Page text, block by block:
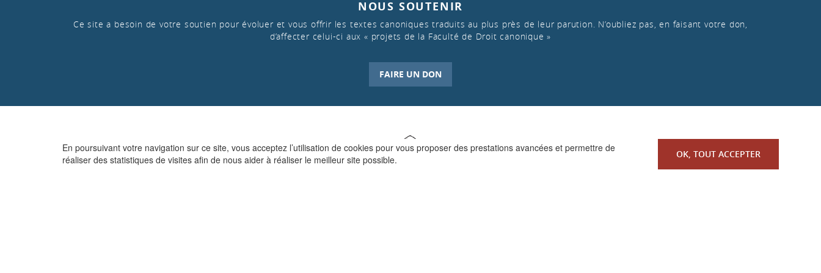
En poursuivant votre navigation sur ce site, vous acceptez l’utilisation de cookies pour vous proposer des prestations avancées et permettre de
réaliser des statistiques de visites afin de nous aider à réaliser le meilleur site possible.
OK, TOUT ACCEPTER
NOUS SOUTENIR
Ce site a besoin de votre soutien pour évoluer et vous offrir les textes canoniques traduits au plus près de leur parution. N’oubliez pas, en faisant votre don,
d’affecter celui-ci aux « projets de la Faculté de Droit canonique »
FAIRE UN DON